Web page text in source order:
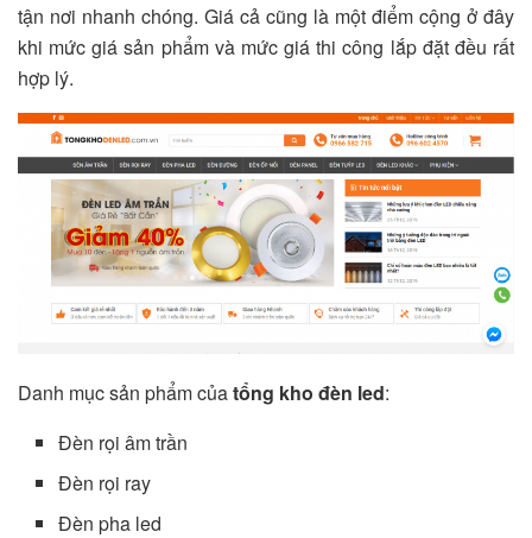
tận nơi nhanh chóng. Giá cả cũng là một điểm cộng ở đây
khi mức giá sản phẩm và mức giá thi công lắp đặt đều rất
hợp lý.
Danh mục sản phẩm củatổng kho đèn led:
Đèn rọi âm trần
Đèn rọi ray
Đèn pha led